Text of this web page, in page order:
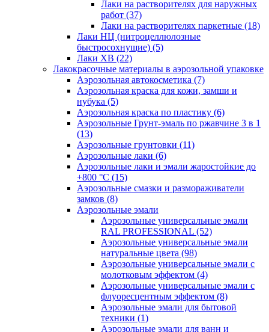
Лаки на растворителях для наружных
работ (37)
Лаки на растворителях паркетные (18)
Лаки НЦ (нитроцеллюлозные
быстросохнущие) (5)
Лаки ХВ (22)
Лакокрасочные материалы в аэрозольной упаковке
Аэрозольная автокосметика (7)
Аэрозольная краска для кожи, замши и
нубука (5)
Аэрозольная краска по пластику (6)
Аэрозольные Грунт-эмаль по ржавчине 3 в 1
(13)
Аэрозольные грунтовки (11)
Аэрозольные лаки (6)
Аэрозольные лаки и эмали жаростойкие до
+800 °С (15)
Аэрозольные смазки и размораживатели
замков (8)
Аэрозольные эмали
Аэрозольные универсальные эмали
RAL PROFESSIONAL (52)
Аэрозольные универсальные эмали
натуральные цвета (98)
Аэрозольные универсальные эмали с
молотковым эффектом (4)
Аэрозольные универсальные эмали с
флуоресцентным эффектом (8)
Аэрозольные эмали для бытовой
техники (1)
Аэрозольные эмали для ванн и